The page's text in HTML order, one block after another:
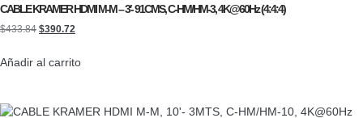
CABLE KRAMER HDMI M-M – 3′- 91CMS, C-HM/HM-3, 4K@60Hz (4:4:4)
$433.84 $390.72
Añadir al carrito